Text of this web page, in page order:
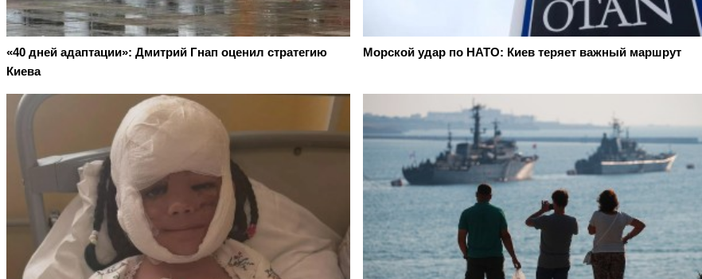
«40 дней адаптации»: Дмитрий Гнап оценил стратегию
Киева
Морской удар по НАТО: Киев теряет важный маршрут